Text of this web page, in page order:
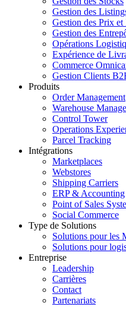
Gestion des
Gestion des Prix et
Gestion des
Opérations
Expérience de
Commerce
Gestion Clients
Produits
Order Management
Warehouse
Control Tower
Operations
Parcel Tracking
Intégrations
Marketplaces
Webstores
Shipping Carriers
ERP & Accounting
Point of Sales
Social Commerce
Type de Solutions
Solutions pour les
Solutions pour
Entreprise
Leadership
Carrières
Contact
Partenariats